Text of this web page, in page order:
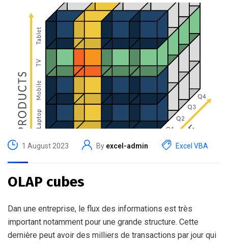
1 August 2023 By excel-admin Excel VBA
OLAP cubes
Dan une entreprise, le flux des informations est très
important notamment pour une grande structure. Cette
dernière peut avoir des milliers de transactions par jour qui